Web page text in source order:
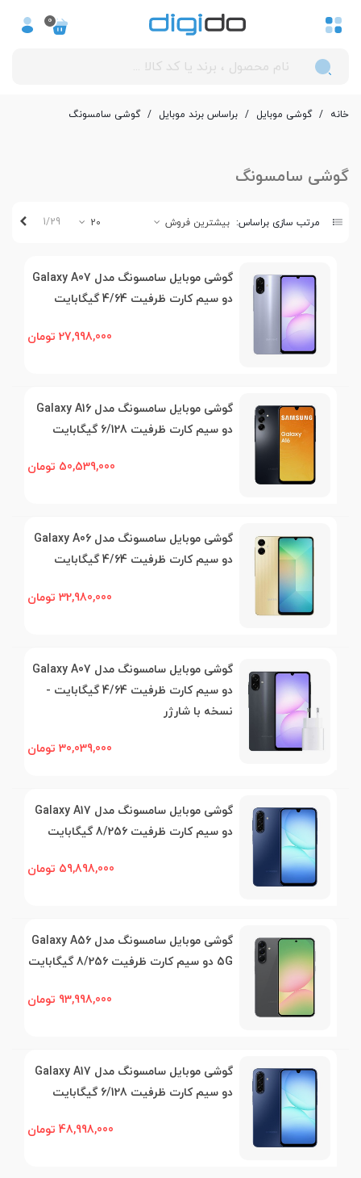
0
خانه / گوشی موبایل / بر‌اساس برند موبایل / گوشی سامسونگ
گوشی سامسونگ
مرتب سازی براساس: بیشترین فروش 20
1/29
گوشی موبایل سامسونگ مدل Galaxy A07
دو سیم کارت ظرفیت 4/64 گیگابایت
27,998,000 تومان
گوشی موبایل سامسونگ مدل Galaxy A16
دو سیم کارت ظرفیت 6/128 گیگابایت
50,539,000 تومان
گوشی موبایل سامسونگ مدل Galaxy A06
دو سیم کارت ظرفیت 4/64 گیگابایت
32,980,000 تومان
گوشی موبایل سامسونگ مدل Galaxy A07
دو سیم کارت ظرفیت 4/64 گیگابایت -
نسخه با شارژر
30,039,000 تومان
گوشی موبایل سامسونگ مدل Galaxy A17
دو سیم کارت ظرفیت 8/256 گیگابایت
59,898,000 تومان
گوشی موبایل سامسونگ مدل Galaxy A56
5G دو سیم کارت ظرفیت 8/256 گیگابایت
93,998,000 تومان
گوشی موبایل سامسونگ مدل Galaxy A17
دو سیم کارت ظرفیت 6/128 گیگابایت
48,998,000 تومان